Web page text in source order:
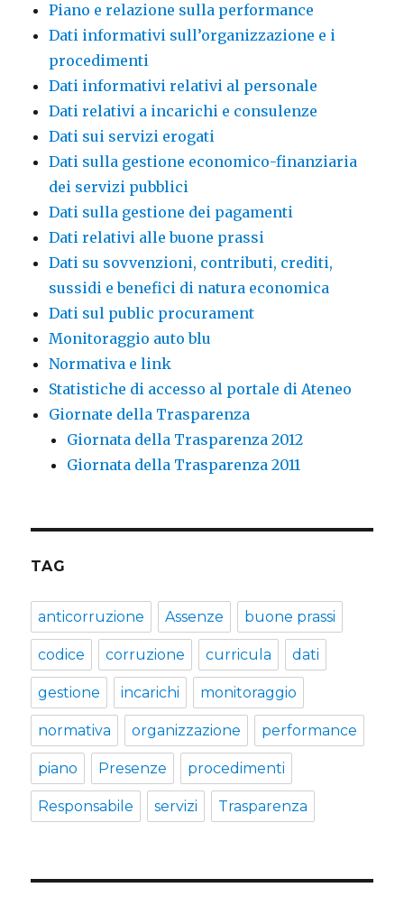
Piano e relazione sulla performance
Dati informativi sull’organizzazione e i
procedimenti
Dati informativi relativi al personale
Dati relativi a incarichi e consulenze
Dati sui servizi erogati
Dati sulla gestione economico-finanziaria
dei servizi pubblici
Dati sulla gestione dei pagamenti
Dati relativi alle buone prassi
Dati su sovvenzioni, contributi, crediti,
sussidi e benefici di natura economica
Dati sul public procurament
Monitoraggio auto blu
Normativa e link
Statistiche di accesso al portale di Ateneo
Giornate della Trasparenza
Giornata della Trasparenza 2012
Giornata della Trasparenza 2011
TAG
anticorruzione Assenze buone prassi
codice corruzione curricula dati
gestione incarichi monitoraggio
normativa organizzazione performance
piano Presenze procedimenti
Responsabile servizi Trasparenza